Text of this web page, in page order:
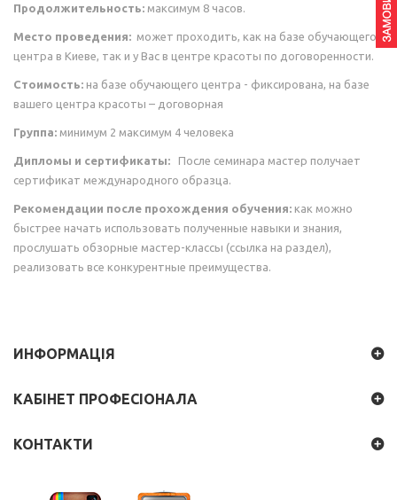
Продолжительность: максимум 8 часов.
Место проведения: может проходить, как на базе обучающего
центра в Киеве, так и у Вас в центре красоты по договоренности.
Стоимость: на базе обучающего центра - фиксирована, на базе
вашего центра красоты – договорная
Группа: минимум 2 максимум 4 человека
Дипломы и сертификаты: После семинара мастер получает
сертификат международного образца.
Рекомендации после прохождения обучения: как можно
быстрее начать использовать полученные навыки и знания,
прослушать обзорные мастер-классы (ссылка на раздел),
реализовать все конкурентные преимущества.
ИНФОРМАЦІЯ
КАБІНЕТ ПРОФЕСІОНАЛА
КОНТАКТИ